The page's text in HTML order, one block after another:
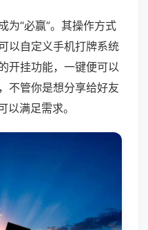
为“必赢”。其操作方式
以自定义手机打牌系统
开挂功能，一键便可以
不管你是想分享给好友
以满足需求。